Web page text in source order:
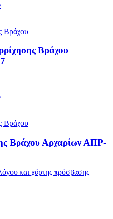
Βράχου
Βράχου
Βράχου
Βράχου Αρχαρίων ΑΠΡ-
και χάρτης πρόσβασης